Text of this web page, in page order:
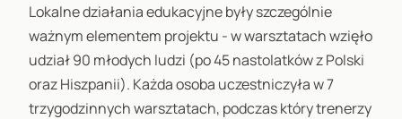
Lokalne działania edukacyjne były szczególnie
ważnym elementem projektu - w warsztatach wzięło
udział 90 młodych ludzi (po 45 nastolatków z Polski
oraz Hiszpanii). Każda osoba uczestniczyła w 7
trzygodzinnych warsztatach, podczas który trenerzy